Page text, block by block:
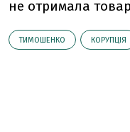
не отримала
ТИМОШЕНКО КОРУПЦІЯ